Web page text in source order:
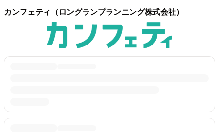
カンフェティ（ロングランプランニング株式会社）